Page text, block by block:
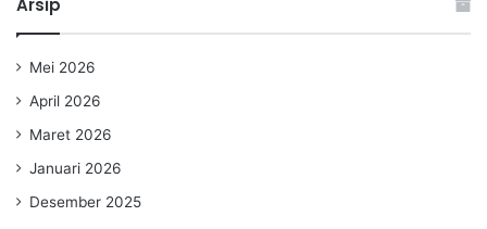
Mei 2026
April 2026
Maret 2026
Januari 2026
Desember 2025